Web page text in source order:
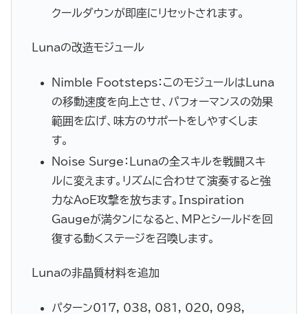
クールダウンが即座にリセットされます。
Lunaの改造モジュール
Nimble Footsteps：このモジュールはLuna
の移動速度を向上させ、パフォーマンスの効果
範囲を広げ、味方のサポートをしやすくしま
す。
Noise Surge：Lunaの全スキルを戦闘スキ
ルに変えます。リズムに合わせて演奏すると強
力なAoE攻撃を放ちます。Inspiration
Gaugeが満タンになると、MPとシールドを回
復する動くステージを召喚します。
Lunaの非晶質材料を追加
パターン017, 038, 081, 020, 098,